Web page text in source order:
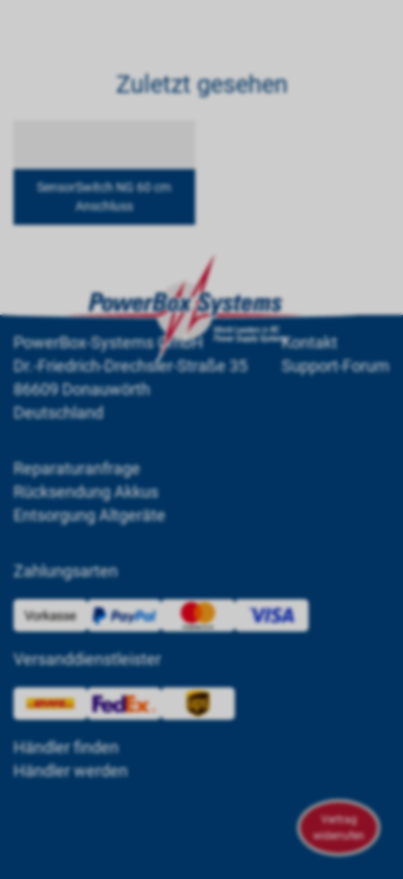
Zuletzt gesehen
SensorSwitch NG 60 cm
Anschluss
PowerBox-Systems GmbH
Dr.-Friedrich-Drechsler-Straße 35
86609 Donauwörth
Deutschland
Kontakt
Support-Forum
Reparaturanfrage
Rücksendung Akkus
Entsorgung Altgeräte
Zahlungsarten
Versanddienstleister
Händler finden
Händler werden
Vertrag
widerrufen